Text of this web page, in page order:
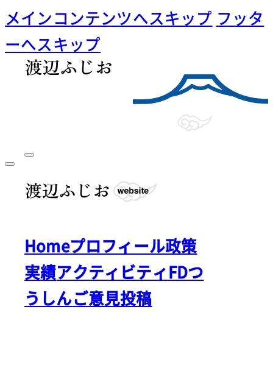
メインコンテンツへスキップ フッタ
ーへスキップ
Homeプロフィール政策
実績アクティビティFDつ
うしんご意見投稿